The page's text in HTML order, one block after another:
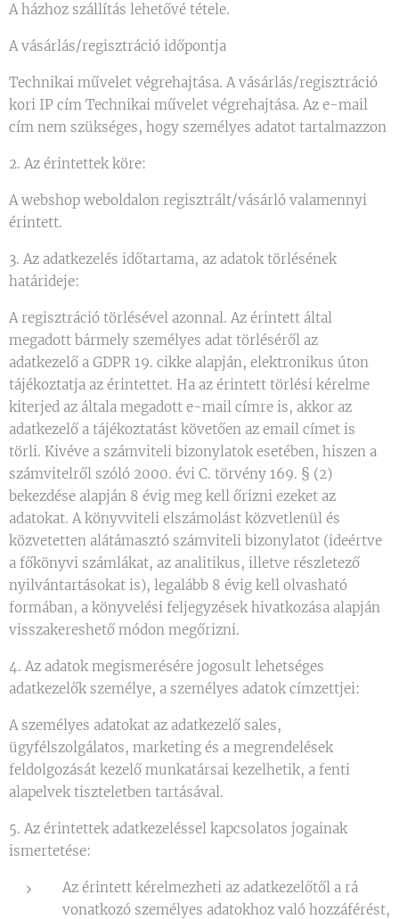
A házhoz szállítás lehetővé tétele.
A vásárlás/regisztráció időpontja
Technikai művelet végrehajtása. A vásárlás/regisztráció
kori IP cím Technikai művelet végrehajtása. Az e-mail
cím nem szükséges, hogy személyes adatot tartalmazzon
2. Az érintettek köre:
A webshop weboldalon regisztrált/vásárló valamennyi
érintett.
3. Az adatkezelés időtartama, az adatok törlésének
határideje:
A regisztráció törlésével azonnal. Az érintett által
megadott bármely személyes adat törléséről az
adatkezelő a GDPR 19. cikke alapján, elektronikus úton
tájékoztatja az érintettet. Ha az érintett törlési kérelme
kiterjed az általa megadott e-mail címre is, akkor az
adatkezelő a tájékoztatást követően az email címet is
törli. Kivéve a számviteli bizonylatok esetében, hiszen a
számvitelről szóló 2000. évi C. törvény 169. § (2)
bekezdése alapján 8 évig meg kell őrizni ezeket az
adatokat. A könyvviteli elszámolást közvetlenül és
közvetetten alátámasztó számviteli bizonylatot (ideértve
a főkönyvi számlákat, az analitikus, illetve részletező
nyilvántartásokat is), legalább 8 évig kell olvasható
formában, a könyvelési feljegyzések hivatkozása alapján
visszakereshető módon megőrizni.
4. Az adatok megismerésére jogosult lehetséges
adatkezelők személye, a személyes adatok címzettjei:
A személyes adatokat az adatkezelő sales,
ügyfélszolgálatos, marketing és a megrendelések
feldolgozását kezelő munkatársai kezelhetik, a fenti
alapelvek tiszteletben tartásával.
5. Az érintettek adatkezeléssel kapcsolatos jogainak
ismertetése:
Az érintett kérelmezheti az adatkezelőtől a rá
vonatkozó személyes adatokhoz való hozzáférést,